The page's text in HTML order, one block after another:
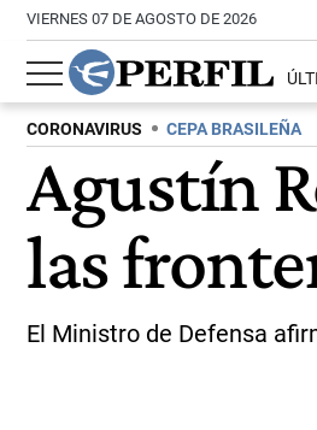
VIERNES 07 DE AGOSTO DE 2026
CORONAVIRUS CEPA BRASILEÑA
Agustín
las
El Ministro de Defensa